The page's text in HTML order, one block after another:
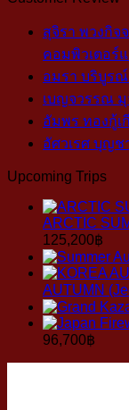
สุจิรา พวงกิจ
คอมพิวเตอร์
อมรา บริบูรณ์
เบญจวรรณ
อัมพร ทองกู้เ
อัศวเรศ บุญช
Upcoming Trips
ARCTIC
125,200฿
AUTUMN
96,700฿